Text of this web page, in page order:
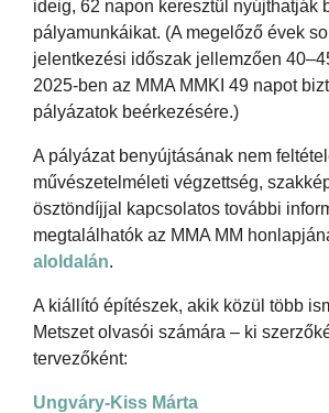
ideig, 62 napon keresztül nyújthatják
pályamunkáikat. (A megelőző évek
jelentkezési időszak jellemzően
2025-ben az MMA MMKI 49 napot
pályázatok beérkezésére.)
A pályázat benyújtásának nem
művészetelméleti végzettség,
ösztöndíjjal kapcsolatos további
megtalálhatók az MMA MM
aloldalán.
A kiállító építészek, akik közül több
Metszet olvasói számára – ki
tervezőként:
Ungváry-Kiss Márta